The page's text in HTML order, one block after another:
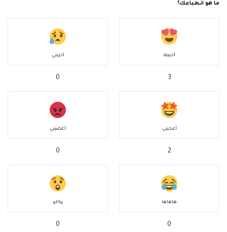
ما هو انطباعك؟
أحببته
3
أحزنني
0
أعجبني
2
أغضبني
0
هاهاها
0
واااو
0